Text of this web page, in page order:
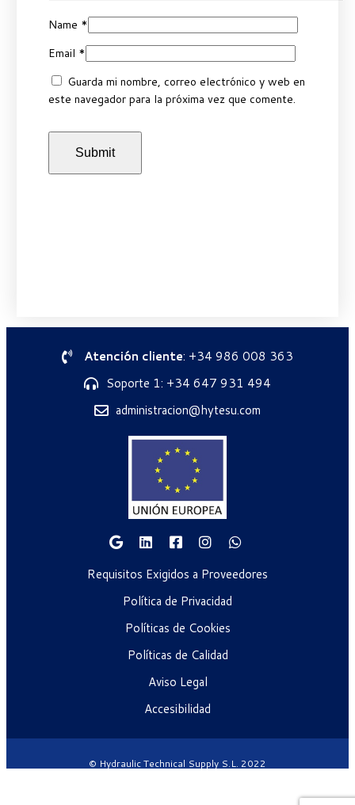
Name *
Email *
Guarda mi nombre, correo electrónico y web en
este navegador para la próxima vez que comente.
Atención cliente: +34 986 008 363
Soporte 1: +34 647 931 494
administracion@hytesu.com
Requisitos Exigidos a Proveedores
Política de Privacidad
Políticas de Cookies
Políticas de Calidad
Aviso Legal
Accesibilidad
© Hydraulic Technical Supply S.L. 2022